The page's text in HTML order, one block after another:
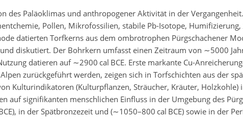
des Paläoklimas und anthropogener Aktivität in der
Pollen, Mikrofossilien, stabile Pb-Isotope, Humifizierung,
datierten Torfkerns aus dem ombrotrophen Pürgschachener
diskutiert. Der Bohrkern umfasst einen Zeitraum von ∼5000
datieren auf ∼2900 cal BCE. Erste markante Cu-
zurückgeführt werden, zeigen sich in Torfschichten aus der
Kulturindikatoren (Kulturpflanzen, Sträucher, Kräuter,
auf signifikanten menschlichen Einfluss in der Umgebung des
in der Spätbronzezeit und (∼1050–800 cal BCE) sowie in der